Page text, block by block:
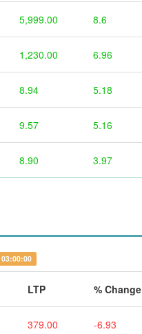
5,999.00 8.6
1,230.00 6.96
8.94 5.18
9.57 5.16
8.90 3.97
LTP % Change
379.00 -6.93